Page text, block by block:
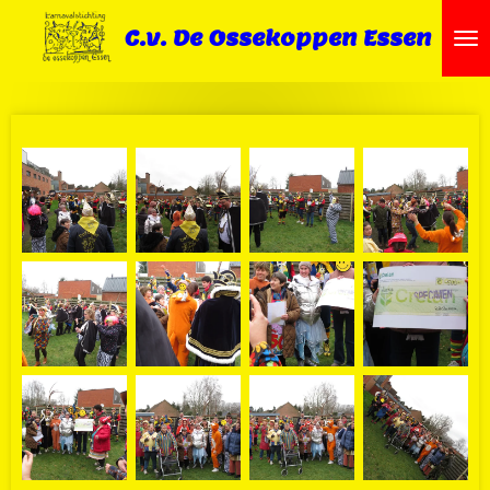
direct
C.v. De Ossekoppen Essen